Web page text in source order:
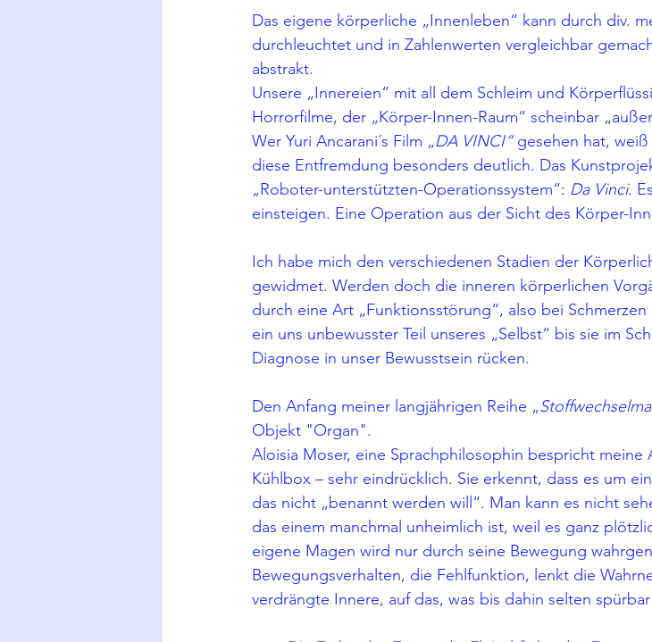
Das eigene körperliche „Innenleben“ kann durch div.
durchleuchtet und in Zahlenwerten vergleichbar
abstrakt.
Unsere „Innereien“ mit all dem Schleim und
Horrorfilme, der „Körper-Innen-Raum“ scheinbar
Wer Yuri Ancarani´s Film „DA VINCI“ gesehen hat, weiß
diese Entfremdung besonders deutlich. Das
„Roboter-unterstützten-Operationssystem“: Da Vinci.
einsteigen. Eine Operation aus der Sicht des Körper-
Ich habe mich den verschiedenen Stadien der
gewidmet. Werden doch die inneren körperlichen
durch eine Art „Funktionsstörung“, also bei
ein uns unbewusster Teil unseres „Selbst“ bis sie im
Diagnose in unser Bewusstsein rücken.
Den Anfang meiner langjährigen Reihe „
Objekt "Organ".
Aloisia Moser, eine Sprachphilosophin bespricht
Kühlbox – sehr eindrücklich. Sie erkennt, dass es um
das nicht „benannt werden will“. Man kann es nicht
das einem manchmal unheimlich ist, weil es ganz
eigene Magen wird nur durch seine Bewegung
Bewegungsverhalten, die Fehlfunktion, lenkt die
verdrängte Innere, auf das, was bis dahin selten